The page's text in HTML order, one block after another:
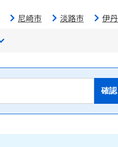
尼崎市 淡路市 伊
確認